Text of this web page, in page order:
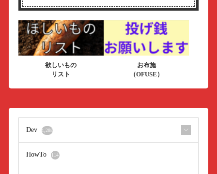
欲しいもの
リスト
お布施
（OFUSE）
Dev 1,288
HowTo 114